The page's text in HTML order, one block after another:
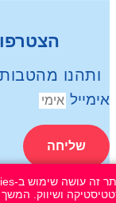
ותהנו
אימייל
שליחה
ושיווק.
© 2026 כל הזכויות שמורות ל